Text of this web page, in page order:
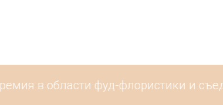
в области фуд-флористики и